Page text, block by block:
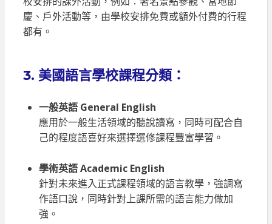
慶、戶外活動等，由學校安排免費或額外付費的行程
都有。
3. 美國語言學校課程分類：
一般英語 General English
應用於一般生活領域的聽說讀寫，同時可配合自
己的程度語喜好來選擇選修課程豐富學習。
學術英語 Academic English
針對未來進入正式課程領域的語言教學，強調寫
作語口說，同時針對上課所需的語言能力做加
強。